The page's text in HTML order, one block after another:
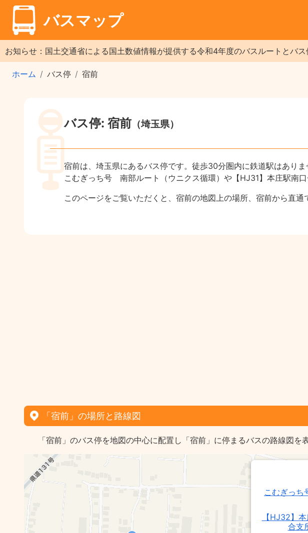
バスマップ
お知らせ：国土交通省による国土数値情報が提供する令和4年度のバスルートとバス
ホーム バス停 宿前
バス停: 宿前 （埼玉県）
宿前は、埼玉県にあるバス停です。徒歩30分圏内に鉄道駅はありま
こむぎっち号 南部ルート（ウニクス循環）や【HJ31】本庄駅南
このページをご覧いただくと、宿前の地図上の場所、宿前から直
「宿前」の場所と路線図
「宿前」のバス停を地図の中心に配置し「宿前」に停まるバスの路線図を
こむぎっ
【HJ32】
合支